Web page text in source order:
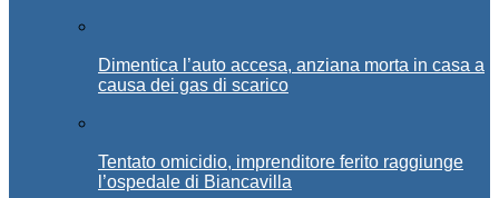
Dimentica l’auto accesa, anziana morta in casa a
causa dei gas di scarico
Tentato omicidio, imprenditore ferito raggiunge
l’ospedale di Biancavilla